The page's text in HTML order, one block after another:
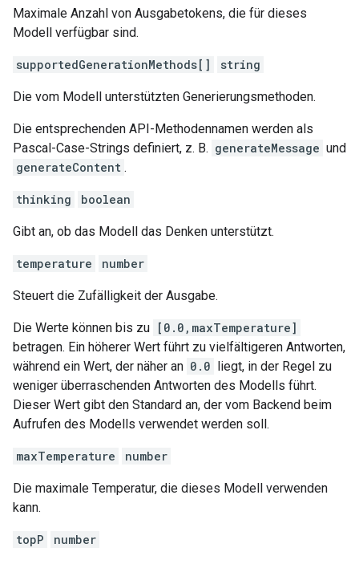
Maximale Anzahl von Ausgabetokens, die für dieses
Modell verfügbar sind.
supportedGenerationMethods[] string
Die vom Modell unterstützten Generierungsmethoden.
Die entsprechenden API-Methodennamen werden als
Pascal-Case-Strings definiert, z. B. generateMessage und
generateContent .
thinking boolean
Gibt an, ob das Modell das Denken unterstützt.
temperature number
Steuert die Zufälligkeit der Ausgabe.
Die Werte können bis zu [0.0,maxTemperature]
betragen. Ein höherer Wert führt zu vielfältigeren Antworten,
während ein Wert, der näher an 0.0 liegt, in der Regel zu
weniger überraschenden Antworten des Modells führt.
Dieser Wert gibt den Standard an, der vom Backend beim
Aufrufen des Modells verwendet werden soll.
maxTemperature number
Die maximale Temperatur, die dieses Modell verwenden
kann.
topP number